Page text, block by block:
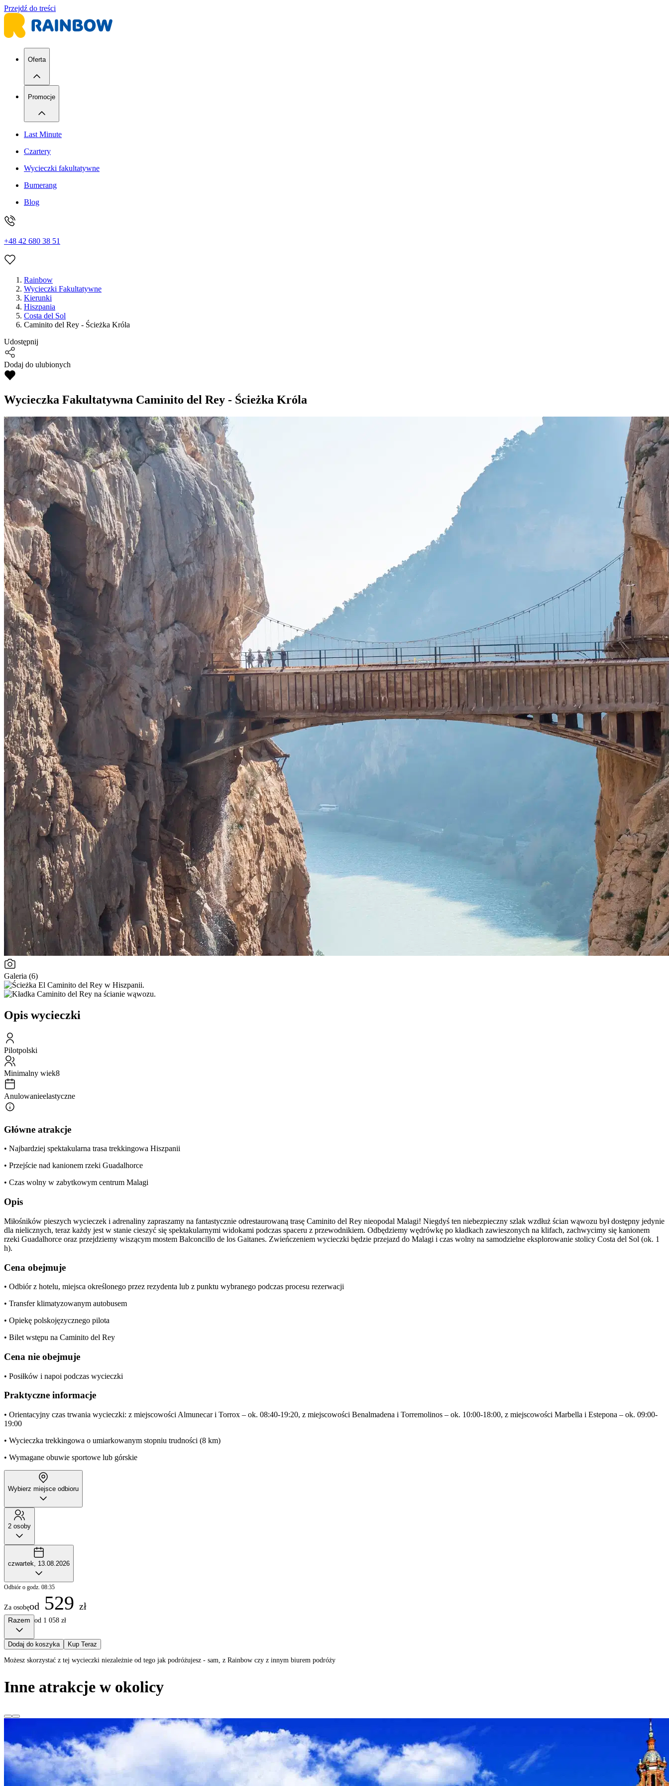
Przejdź do treści
Oferta
Promocje
Last Minute
Czartery
Wycieczki fakultatywne
Bumerang
Blog
+48 42 680 38 51
Rainbow
Wycieczki Fakultatywne
Kierunki
Hiszpania
Costa del Sol
Caminito del Rey - Ścieżka Króla
Udostępnij
Dodaj do ulubionych
Wycieczka Fakultatywna Caminito del Rey - Ścieżka Króla
Galeria (6)
Opis wycieczki
Pilotpolski
Minimalny wiek8
Anulowanieelastyczne
Główne atrakcje
• Najbardziej spektakularna trasa trekkingowa Hiszpanii
• Przejście nad kanionem rzeki Guadalhorce
• Czas wolny w zabytkowym centrum Malagi
Opis
Miłośników pieszych wycieczek i adrenaliny zapraszamy na fantastycznie odrestaurowaną trasę Caminito del Rey nieopodal Malagi! Niegdyś ten niebezpieczny szlak wzdłuż ścian wąwozu był dostępny jedynie
dla nielicznych, teraz każdy jest w stanie cieszyć się spektakularnymi widokami podczas spaceru z przewodnikiem. Odbędziemy wędrówkę po kładkach zawieszonych na klifach, zachwycimy się kanionem
rzeki Guadalhorce oraz przejdziemy wiszącym mostem Balconcillo de los Gaitanes. Zwieńczeniem wycieczki będzie przejazd do Malagi i czas wolny na samodzielne eksplorowanie stolicy Costa del Sol (ok. 1
h).
Cena obejmuje
• Odbiór z hotelu, miejsca określonego przez rezydenta lub z punktu wybranego podczas procesu rezerwacji
• Transfer klimatyzowanym autobusem
• Opiekę polskojęzycznego pilota
• Bilet wstępu na Caminito del Rey
Cena nie obejmuje
• Posiłków i napoi podczas wycieczki
Praktyczne informacje
• Orientacyjny czas trwania wycieczki: z miejscowości Almunecar i Torrox – ok. 08:40-19:20, z miejscowości Benalmadena i Torremolinos – ok. 10:00-18:00, z miejscowości Marbella i Estepona – ok. 09:00-
19:00
• Wycieczka trekkingowa o umiarkowanym stopniu trudności (8 km)
• Wymagane obuwie sportowe lub górskie
Wybierz miejsce odbioru
2 osoby
czwartek, 13.08.2026
Odbiór o godz. 08:35
Za osobęod 529 zł
Razem od 1 058 zł
Dodaj do koszyka Kup Teraz
Możesz skorzystać z tej wycieczki niezależnie od tego jak podróżujesz - sam, z Rainbow czy z innym biurem podróży
Inne atrakcje w okolicy